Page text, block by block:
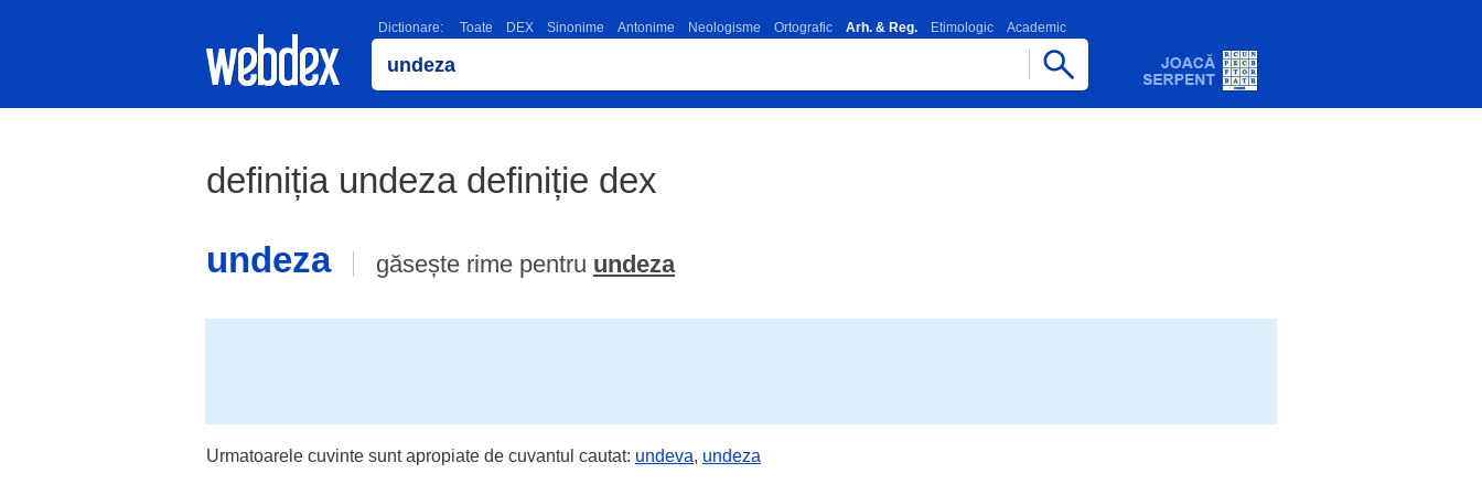
Dictionare: Toate DEX Sinonime Antonime Neologisme Ortografic Arh. & Reg. Etimologic Academic
definiția undeza definiție dex
undeza
găsește rime pentru undeza
Urmatoarele cuvinte sunt apropiate de cuvantul cautat: undeva, undeza